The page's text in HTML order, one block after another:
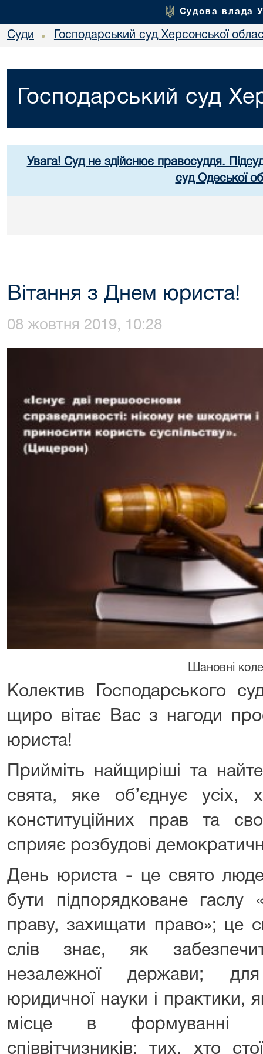
Судова влада
Суди • Господарський суд Херсонської
Господарський суд
Увага! Суд не здійснює правосуддя.
суд Одеської
Вітання з Днем юриста!
08 жовтня 2019, 10:28
Шановні
Колектив Господарського
щиро вітає Вас з нагоди
юриста!
Прийміть найщиріші та
свята, яке об’єднує усіх,
конституційних прав та
сприяє розбудові
День юриста - це свято
бути підпорядковане гаслу
праву, захищати право»; це
слів знає, як
незалежної держави;
юридичної науки і практики,
місце в формуванні
співвітчизників; тих, хто